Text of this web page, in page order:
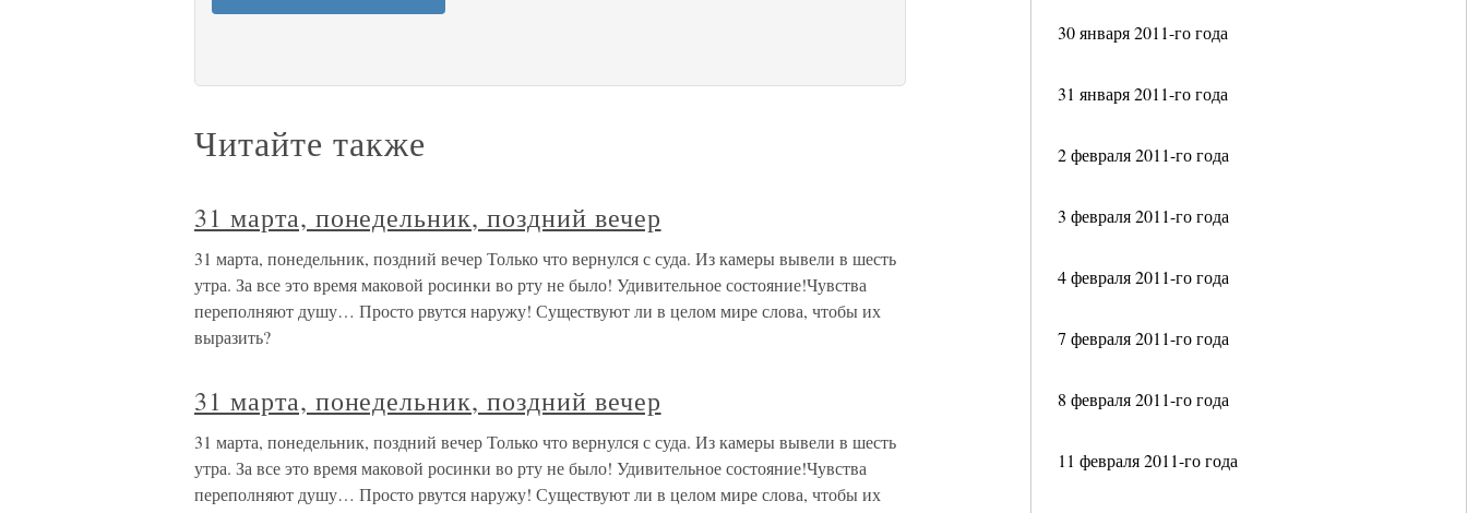
30 января 2011-го года
31 января 2011-го года
2 февраля 2011-го года
3 февраля 2011-го года
4 февраля 2011-го года
7 февраля 2011-го года
8 февраля 2011-го года
11 февраля 2011-го года
Читайте также
31 марта, понедельник, поздний вечер
31 марта, понедельник, поздний вечер Только что вернулся с суда. Из камеры вывели в шесть
утра. За все это время маковой росинки во рту не было! Удивительное состояние!Чувства
переполняют душу… Просто рвутся наружу! Существуют ли в целом мире слова, чтобы их
выразить?
31 марта, понедельник, поздний вечер
31 марта, понедельник, поздний вечер Только что вернулся с суда. Из камеры вывели в шесть
утра. За все это время маковой росинки во рту не было! Удивительное состояние!Чувства
переполняют душу… Просто рвутся наружу! Существуют ли в целом мире слова, чтобы их